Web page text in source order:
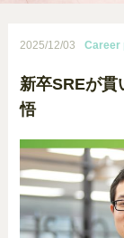
2025/12/03 Career
新卒SREが貫
悟